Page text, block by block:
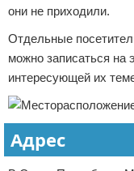
они не приходили.
Отдельные
можно записаться на
интересующей их
Адрес